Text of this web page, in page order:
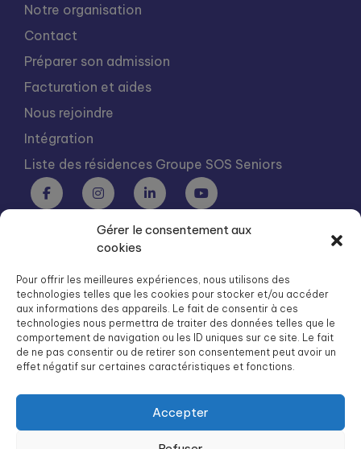
Gérer le consentement aux
cookies
Pour offrir les meilleures expériences, nous utilisons des
technologies telles que les cookies pour stocker et/ou accéder
aux informations des appareils. Le fait de consentir à ces
technologies nous permettra de traiter des données telles que le
comportement de navigation ou les ID uniques sur ce site. Le fait
de ne pas consentir ou de retirer son consentement peut avoir un
effet négatif sur certaines caractéristiques et fonctions.
Accepter
Notre organisation
Contact
Préparer son admission
Facturation et aides
Nous rejoindre
Intégration
Liste des résidences Groupe SOS Seniors
Groupe SOS Seniors est une association du Groupe SOS
dg.seniors@groupe-sos.org
ARPAVIE est une association du Groupe SOS